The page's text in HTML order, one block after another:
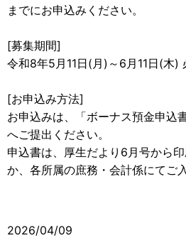
までにお申込みください。
[募集期間]
令和8年5月11日(月)～6月11日(木)
[お申込み方法]
お申込みは、「ボーナス預金申込
へご提出ください。
申込書は、厚生だより6月号から
か、各所属の庶務・会計係にてご
2026/04/09